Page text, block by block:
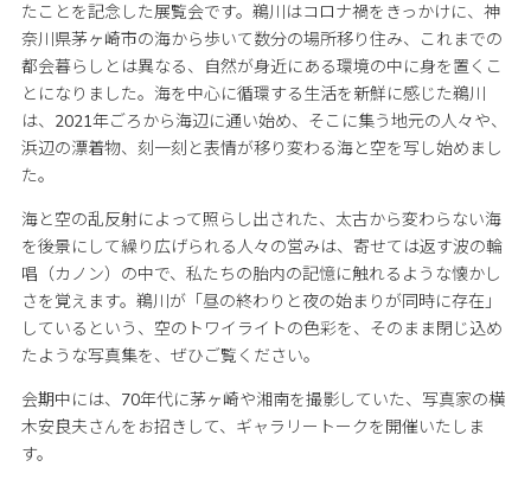
たことを記念した展覧会です。鵜川はコロナ禍をきっかけに、神
奈川県茅ヶ崎市の海から歩いて数分の場所移り住み、これまでの
都会暮らしとは異なる、自然が身近にある環境の中に身を置くこ
とになりました。海を中心に循環する生活を新鮮に感じた鵜川
は、2021年ごろから海辺に通い始め、そこに集う地元の人々や、
浜辺の漂着物、刻一刻と表情が移り変わる海と空を写し始めまし
た。
海と空の乱反射によって照らし出された、太古から変わらない海
を後景にして繰り広げられる人々の営みは、寄せては返す波の輪
唱（カノン）の中で、私たちの胎内の記憶に触れるような懐かし
さを覚えます。鵜川が「昼の終わりと夜の始まりが同時に存在」
しているという、空のトワイライトの色彩を、そのまま閉じ込め
たような写真集を、ぜひご覧ください。
会期中には、70年代に茅ヶ崎や湘南を撮影していた、写真家の横
木安良夫さんをお招きして、ギャラリートークを開催いたしま
す。